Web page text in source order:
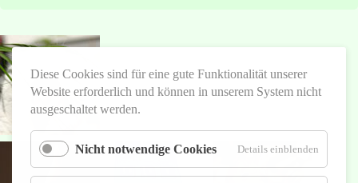
Diese Cookies sind für eine gute Funktionalität unserer
Website erforderlich und können in unserem System nicht
ausgeschaltet werden.
Nicht notwendige Cookies Details einblenden
Nicht